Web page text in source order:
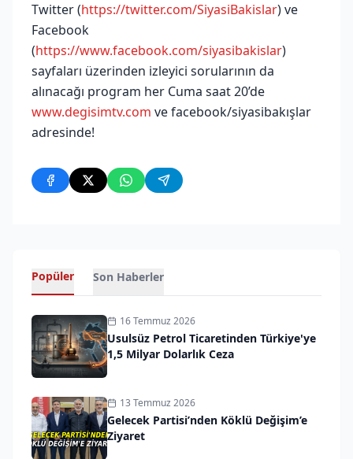
Twitter (https://twitter.com/SiyasiBakislar) ve
Facebook
(https://www.facebook.com/siyasibakislar)
sayfaları üzerinden izleyici sorularının da
alınacağı program her Cuma saat 20’de
www.degisimtv.com ve facebook/siyasibakışlar
adresinde!
Popüler Son Haberler
16 Temmuz 2026
Usulsüz Petrol Ticaretinden Türkiye'ye
1,5 Milyar Dolarlık Ceza
13 Temmuz 2026
Gelecek Partisi’nden Köklü Değişim’e
Ziyaret